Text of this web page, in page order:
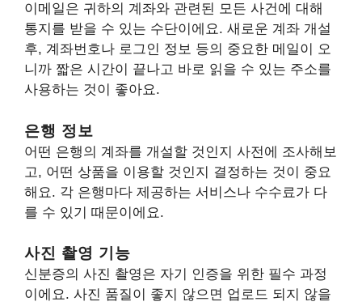
이메일은 귀하의 계좌와 관련된 모든 사건에 대해
통지를 받을 수 있는 수단이에요. 새로운 계좌 개설
후, 계좌번호나 로그인 정보 등의 중요한 메일이 오
니까 짧은 시간이 끝나고 바로 읽을 수 있는 주소를
사용하는 것이 좋아요.
은행 정보
어떤 은행의 계좌를 개설할 것인지 사전에 조사해보
고, 어떤 상품을 이용할 것인지 결정하는 것이 중요
해요. 각 은행마다 제공하는 서비스나 수수료가 다
를 수 있기 때문이에요.
사진 촬영 기능
신분증의 사진 촬영은 자기 인증을 위한 필수 과정
이에요. 사진 품질이 좋지 않으면 업로드 되지 않을